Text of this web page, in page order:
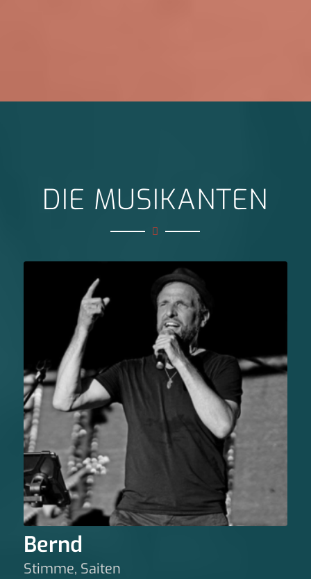
DIE MUSIKANTEN
Bernd
Stimme, Saiten